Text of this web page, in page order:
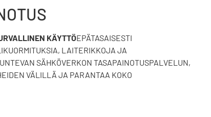
KÄYTTÖEPÄTASAISESTI
LAITERIKKOJA JA
SÄHKÖVERKON TASAPAINOTUSPALVELUN,
VÄLILLÄ JA PARANTAA KOKO